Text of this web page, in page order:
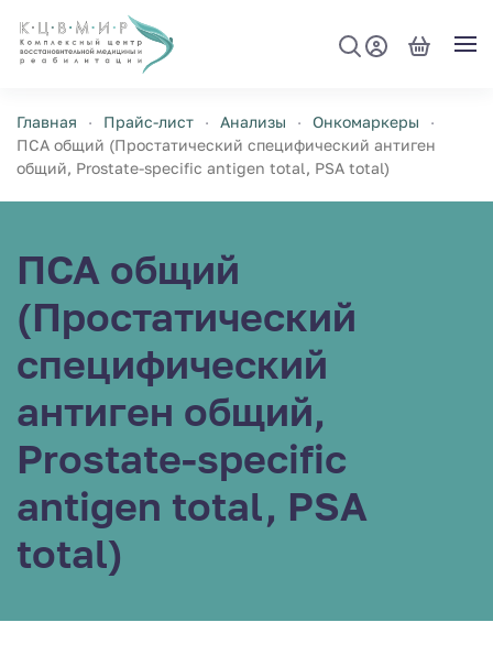
Перейти к содержимому
Главная Прайс-лист Анализы
Онкомаркеры
ПСА общий (Простатический специфический антиген
общий, Prostate-specific antigen total, PSA total)
ПСА общий
(Простатический
специфический
антиген общий,
Prostate-specific
antigen total, PSA
total)